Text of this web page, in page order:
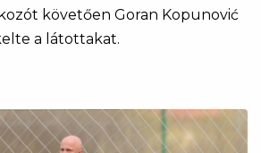
követően Goran Kopunović
a látottakat.